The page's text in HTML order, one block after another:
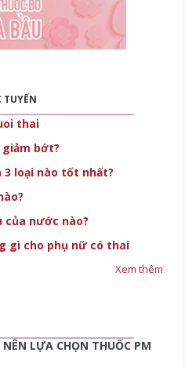
TUYẾN
thai
bớt?
3 loại nào tốt nhất?
của nước nào?
gì cho phụ nữ có thai
Xem thêm
NÊN LỰA CHỌN THUỐC PM